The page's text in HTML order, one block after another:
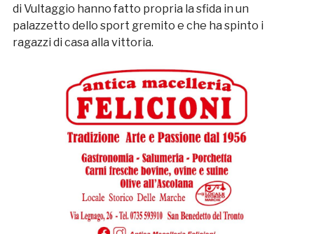
di Vultaggio hanno fatto propria la sfida in un
palazzetto dello sport gremito e che ha spinto i
ragazzi di casa alla vittoria.